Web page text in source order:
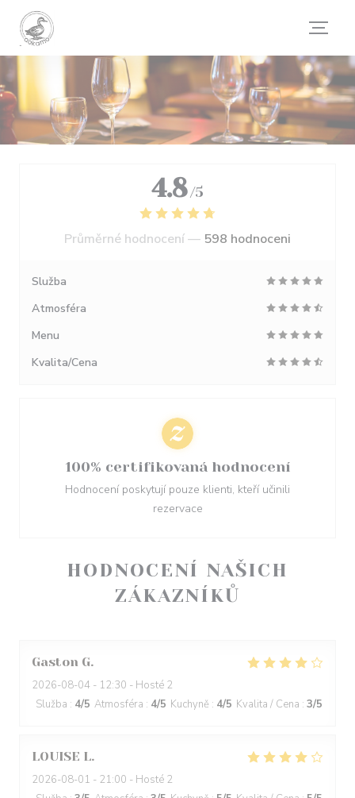
Panel pro správu cookies
HODNOCENÍ NAŠICH
ZÁKAZNÍKŮ
Gaston G
2026-08-04 - 12:30 - Hosté 2
Služba : 4/5 Atmosféra : 4/5 Kuchyně : 4/5 Kvalita / Cena : 3/5
LOUISE L
2026-08-01 - 21:00 - Hosté 2
4.8 /5
Průměrné hodnocení — 598 hodnoceni
Služba
Atmosféra
Menu
Kvalita/Cena
100% certifikovaná hodnocení
Hodnocení poskytují pouze klienti, kteří učinili
rezervace